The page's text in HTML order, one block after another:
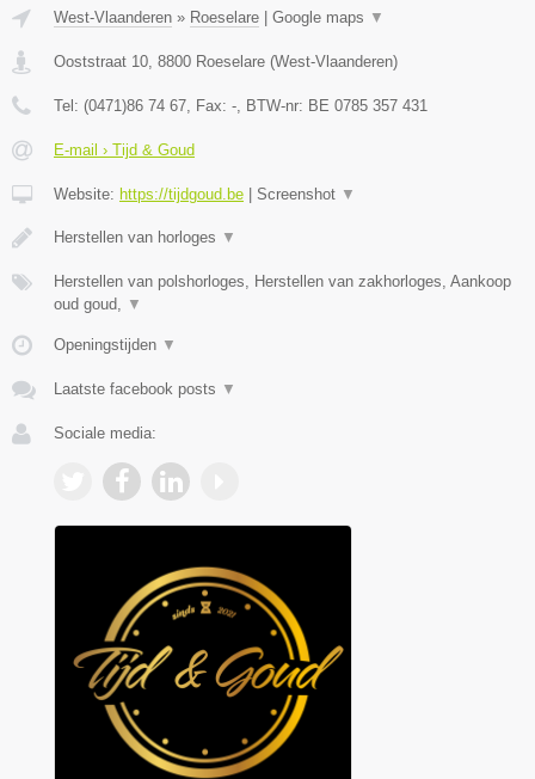
West-Vlaanderen » Roeselare | Google maps ▼
Ooststraat 10 8800 Roeselare (West-Vlaanderen)
Tel: (0471)86 74 67 , Fax: - , BTW-nr: BE 0785 357 431
E-mail › Tijd & Goud
Website: https://tijdgoud.be | Screenshot ▼
Herstellen van horloges ▼
Herstellen van polshorloges, Herstellen van zakhorloges, Aankoop
oud goud,
▼
Openingstijden ▼
Laatste facebook posts ▼
Sociale media: